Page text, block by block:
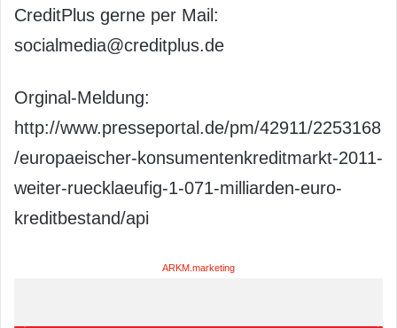
CreditPlus gerne per Mail:
socialmedia@creditplus.de
Orginal-Meldung:
http://www.presseportal.de/pm/42911/2253168
/europaeischer-konsumentenkreditmarkt-2011-
weiter-ruecklaeufig-1-071-milliarden-euro-
kreditbestand/api
ARKM.marketing